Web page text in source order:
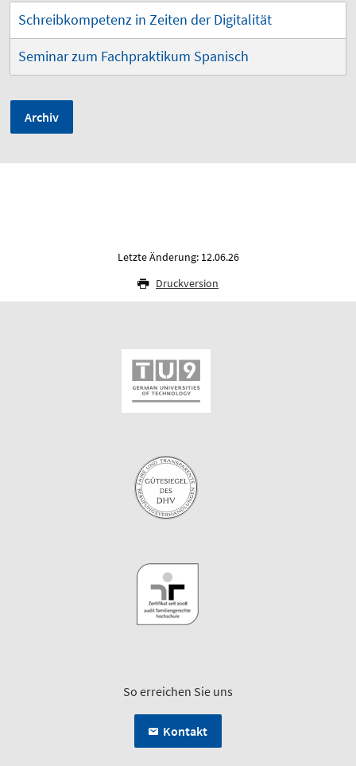
Schreibkompetenz in Zeiten der Digitalität
Seminar zum Fachpraktikum Spanisch
Archiv
Letzte Änderung: 12.06.26
Druckversion
So erreichen Sie uns
Kontakt